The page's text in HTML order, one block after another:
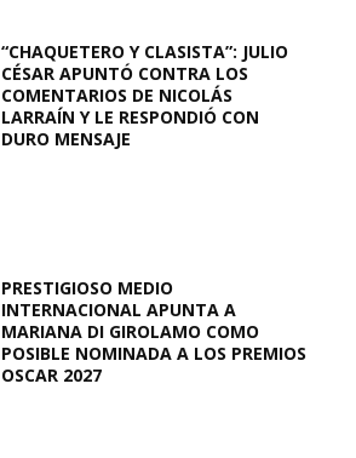
“CHAQUETERO Y CLASISTA”: JULIO
CÉSAR APUNTÓ CONTRA LOS
COMENTARIOS DE NICOLÁS
LARRAÍN Y LE RESPONDIÓ CON
DURO MENSAJE
PRESTIGIOSO MEDIO
INTERNACIONAL APUNTA A
MARIANA DI GIROLAMO COMO
POSIBLE NOMINADA A LOS PREMIOS
OSCAR 2027